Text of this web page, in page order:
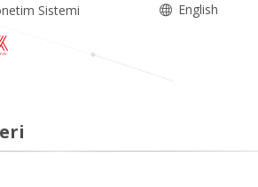
Sistemi English